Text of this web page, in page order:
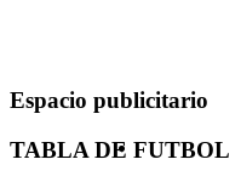
Espacio publicitario
TABLA DE FUTBOL